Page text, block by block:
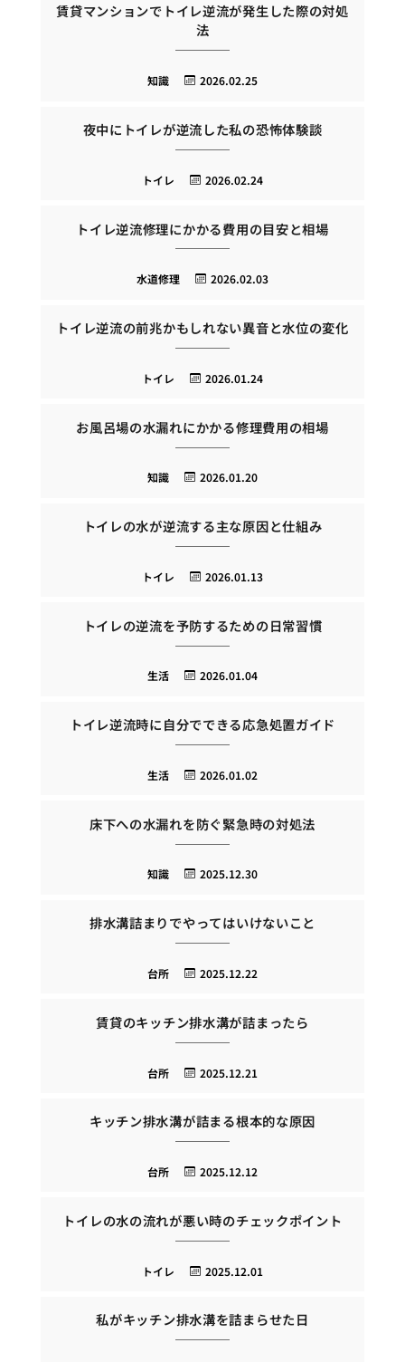
賃貸マンションでトイレ逆流が発生した際の対処
法
2026.02.25
知識
夜中にトイレが逆流した私の恐怖体験談
2026.02.24
トイレ
トイレ逆流修理にかかる費用の目安と相場
2026.02.03
水道修理
トイレ逆流の前兆かもしれない異音と水位の変化
2026.01.24
トイレ
お風呂場の水漏れにかかる修理費用の相場
2026.01.20
知識
トイレの水が逆流する主な原因と仕組み
2026.01.13
トイレ
トイレの逆流を予防するための日常習慣
2026.01.04
生活
トイレ逆流時に自分でできる応急処置ガイド
2026.01.02
生活
床下への水漏れを防ぐ緊急時の対処法
2025.12.30
知識
排水溝詰まりでやってはいけないこと
2025.12.22
台所
賃貸のキッチン排水溝が詰まったら
2025.12.21
台所
キッチン排水溝が詰まる根本的な原因
2025.12.12
台所
トイレの水の流れが悪い時のチェックポイント
2025.12.01
トイレ
私がキッチン排水溝を詰まらせた日